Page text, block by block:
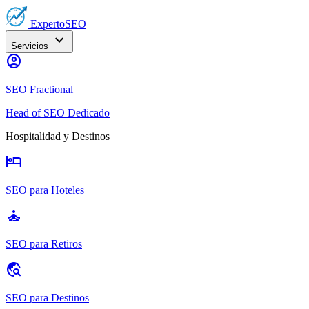
ExpertoSEO
Servicios
expand_more
account_circle
SEO Fractional
Head of SEO Dedicado
Hospitalidad y Destinos
hotel
SEO para Hoteles
self_improvement
SEO para Retiros
travel_explore
SEO para Destinos